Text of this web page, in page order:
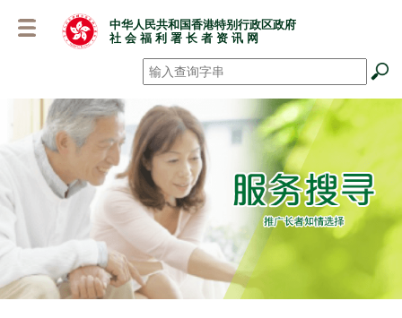
中华人民共和国香港特别行政区政府
社 会 福 利 署 长 者 资 讯 网
搜寻 *